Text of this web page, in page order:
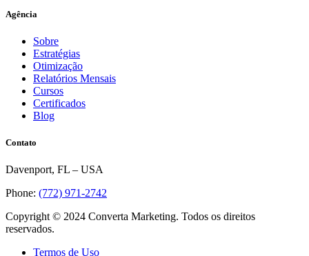
Agência
Sobre
Estratégias
Otimização
Relatórios Mensais
Cursos
Certificados
Blog
Contato
Davenport, FL – USA
Phone: (772) 971-2742
Copyright © 2024 Converta Marketing. Todos os direitos
reservados.
Termos de Uso